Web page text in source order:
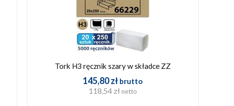
Tork H3 ręcznik szary w składce ZZ
145,80 zł brutto
118,54 zł netto